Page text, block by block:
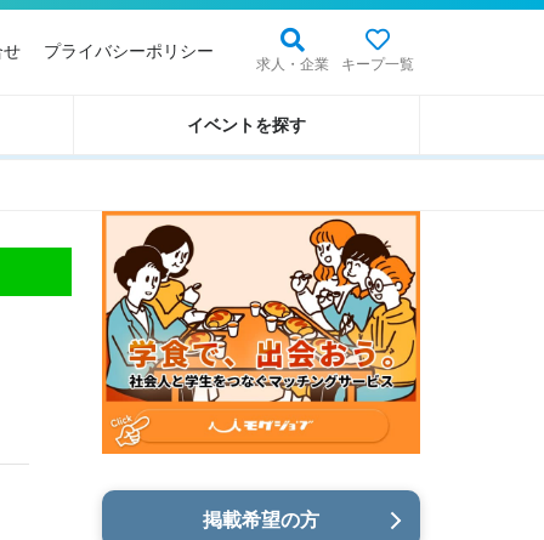
求人・企業 キープ一覧
せ プライバシーポリシー
イベントを探す
掲載希望の方